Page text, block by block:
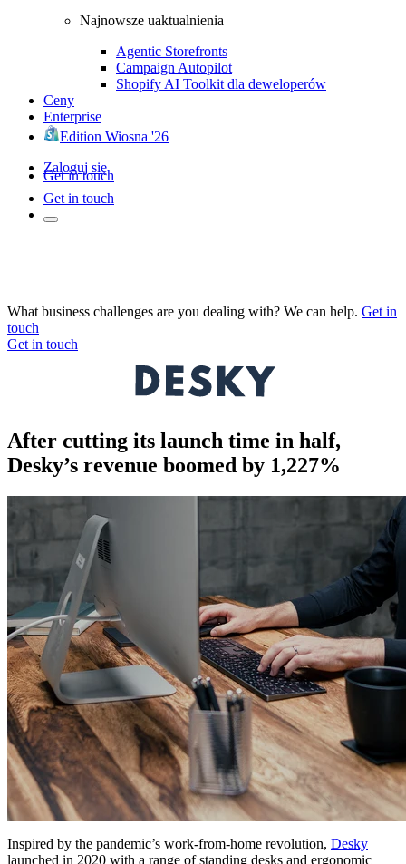
Najnowsze uaktualnienia
Agentic Storefronts
Campaign Autopilot
Shopify AI Toolkit dla deweloperów
Ceny
Enterprise
Edition Wiosna '26
Zaloguj się
Get in touch
Get in touch
What business challenges are you dealing with? We can help. Get in
touch
Get in touch
After cutting its launch time in half,
Desky’s revenue boomed by 1,227%
Inspired by the pandemic’s work-from-home revolution, Desky
launched in 2020 with a range of standing desks and ergonomic